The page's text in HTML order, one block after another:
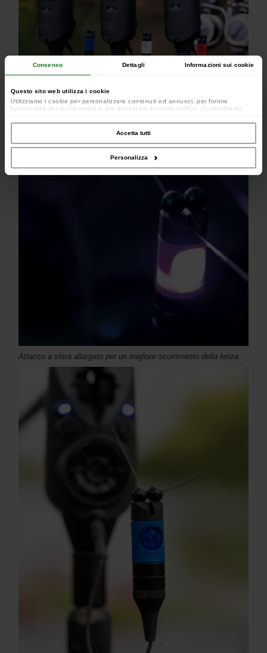
Consenso Dettagli Informazioni sui cookie
Questo sito web utilizza i cookie
Utilizziamo i cookie per personalizzare contenuti ed annunci, per fornire
funzionalità dei social media e per analizzare il nostro traffico. Condividiamo
occupano di analisi dei dati web, pubblicità e social media, i quali potrebbero
combinarle con altre informazioni che hai fornito loro o che hanno raccolto dal
Accetta tutti
Personalizza
Cavo flessibile di 10 cm
Attacco a sfera allargato per un migliore scorrimento della lenza